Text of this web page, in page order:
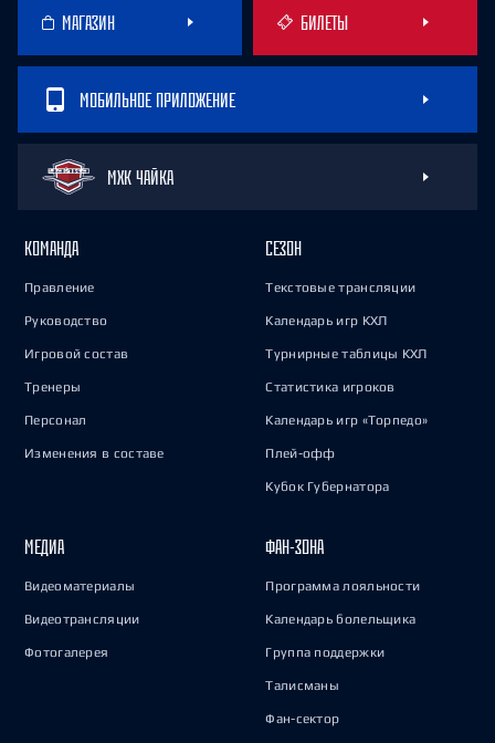
МАГАЗИН БИЛЕТЫ
МОБИЛЬНОЕ ПРИЛОЖЕНИЕ
МХК ЧАЙКА
КОМАНДА
Правление
Руководство
Игровой состав
Тренеры
Персонал
Изменения в составе
СЕЗОН
Текстовые трансляции
Календарь игр КХЛ
Турнирные таблицы КХЛ
Статистика игроков
Календарь игр «Торпедо»
Плей-офф
Кубок Губернатора
МЕДИА
Видеоматериалы
Видеотрансляции
Фотогалерея
ФАН-ЗОНА
Программа лояльности
Календарь болельщика
Группа поддержки
Талисманы
Фан-сектор